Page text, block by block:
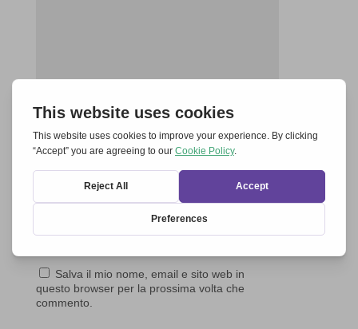
Salva il mio nome, email e sito web in
questo browser per la prossima volta che
commento.